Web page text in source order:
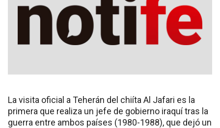
La visita oficial a Teherán del chiíta Al Jafari es la
primera que realiza un jefe de gobierno iraquí tras la
guerra entre ambos países (1980-1988), que dejó un